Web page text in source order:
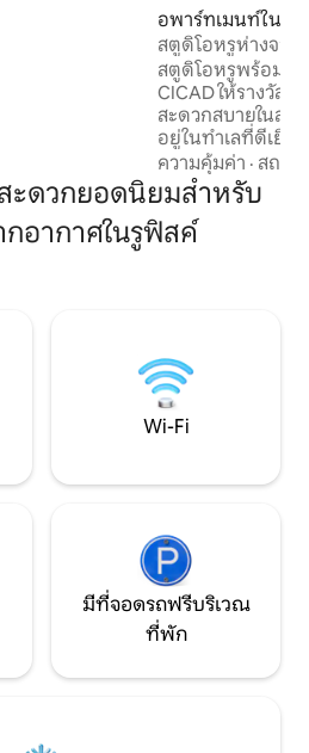
อพาร์ทเมนท์ใน
สตูดิโอหรูห่างจาก
สตูดิโอหรูพร้อมจา
CICAD ให้รางวัลตัวเองด้วยการเข้าพักที่
สะดวกสบายในสตู
อยู่ในทำเลที่ดีเยี่ย
ชาติเบลส์ ดีญ
จากศูนย์นานาชา
สนามกีฬาอับดูเลย์
8 นาที สตูดิโอที่ทั
ความคุ้มค่า · สถาน
ะดวกยอดนิยมสำหรับ
อากาศในรูฟิสค์
Wi-Fi
มีที่จอดรถฟรีบริเวณ
ที่พัก